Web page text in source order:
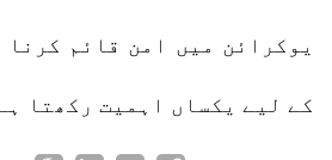
یوکرائن میں امن قائم
کے لیے یکساں اہمیت رکھتا